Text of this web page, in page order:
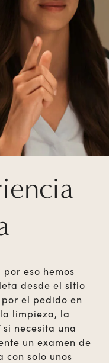
eso hemos
desde el sitio
el pedido en
limpieza, la
necesita una
un examen de
con solo unos